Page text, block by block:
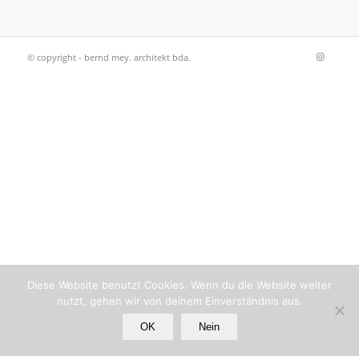
© copyright - bernd mey. architekt bda.
Diese Website benutzt Cookies. Wenn du die Website weiter
nutzt, gehen wir von deinem Einverständnis aus.
OK Nein